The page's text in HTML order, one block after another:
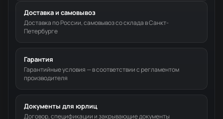
Доставка и самовывоз
Доставка по России, самовывоз со склада в Санкт-
Петербурге
Гарантия
Гарантийные условия — в соответствии с регламентом
производителя
Документы для юрлиц
Договор, спецификации и закрывающие документы